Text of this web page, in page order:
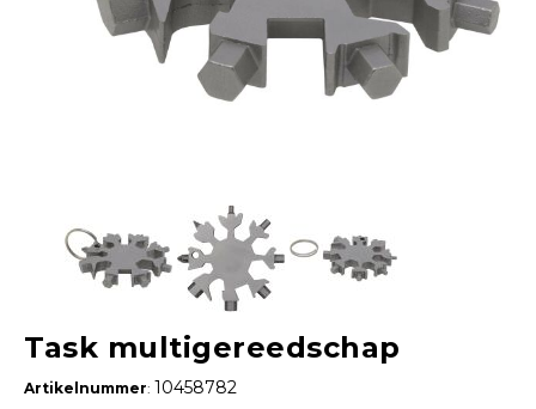
Task multigereedschap
Artikelnummer: 10458782